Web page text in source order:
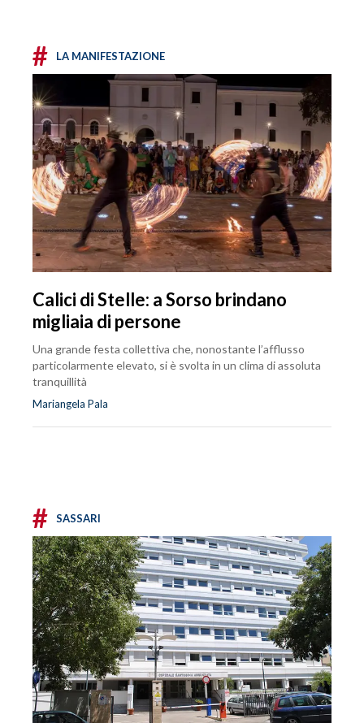
# LA MANIFESTAZIONE
Calici di Stelle: a Sorso brindano
migliaia di persone
Una grande festa collettiva che, nonostante l’afflusso
particolarmente elevato, si è svolta in un clima di assoluta
tranquillità
Mariangela Pala
# SASSARI